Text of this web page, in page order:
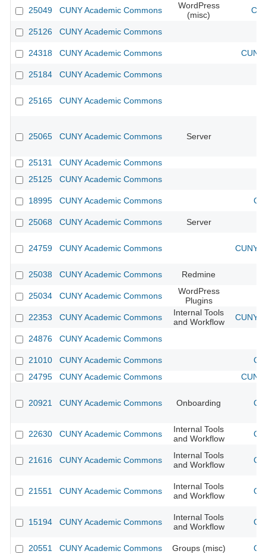
25049 CUNY Academic Commons
WordPress
(misc)
25126 CUNY Academic Commons
24318 CUNY Academic Commons
25184 CUNY Academic Commons
25165 CUNY Academic Commons
25065 CUNY Academic Commons Server
25131
CUNY Academic Commons
25125
CUNY Academic Commons
18995 CUNY Academic Commons
25068 CUNY Academic Commons Server
24759 CUNY Academic Commons CUNY
25038 CUNY Academic Commons Redmine
25034 CUNY Academic Commons
WordPress
Plugins
22353
CUNY Academic Commons
Internal Tools
and Workflow
CUNY
24876 CUNY Academic Commons
21010 CUNY Academic Commons
24795
CUNY Academic Commons
20921 CUNY Academic Commons Onboarding
22630 CUNY Academic Commons
Internal Tools
and Workflow
21616 CUNY Academic Commons
Internal Tools
and Workflow
21551 CUNY Academic Commons
Internal Tools
and Workflow
15194 CUNY Academic Commons
Internal Tools
and Workflow
20551 CUNY Academic Commons Groups (misc)